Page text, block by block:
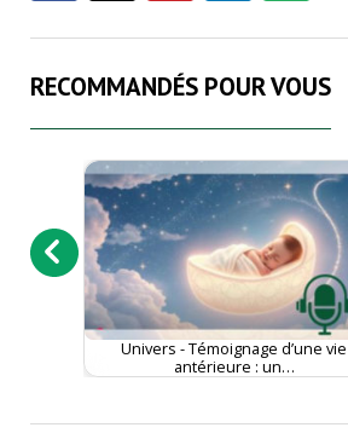
RECOMMANDÉS POUR VOUS
Univers - Témoignage d’une vie
antérieure : un…